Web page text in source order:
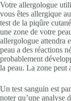
Votre allergologue
vous êtes allergique
test de la piqûre
une zone de votre
allergologue attendra
peau a des réactions
probablement
la peau. La zone peut
Un test sanguin est
noter qu’une analyse